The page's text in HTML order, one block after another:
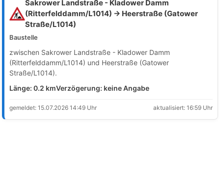
Sakrower Landstraße - Kladower Damm
(Ritterfelddamm/L1014) → Heerstraße (Gatower
Straße/L1014)
Baustelle
zwischen Sakrower Landstraße - Kladower Damm
(Ritterfelddamm/L1014) und Heerstraße (Gatower
Straße/L1014).
Länge: 0.2 kmVerzögerung: keine Angabe
gemeldet: 15.07.2026 14:49 Uhr aktualisiert: 16:59 Uhr